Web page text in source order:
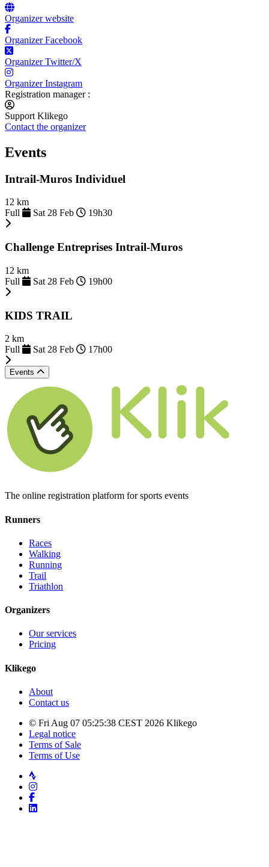
Organizer website
Organizer Facebook
Organizer Twitter/X
Organizer Instagram
Registration manager :
Support Klikego
Contact the organizer
Events
Intrail-Muros Individuel
12 km
Full
Sat 28 Feb 19h30
Challenge Entreprises Intrail-Muros
12 km
Full
Sat 28 Feb 19h00
KIDS TRAIL
2 km
Full
Sat 28 Feb 17h00
Events
The online registration platform for sports events
Runners
Races
Walking
Running
Trail
Triathlon
Organizers
Our services
Pricing
Klikego
About
Contact us
© Fri Aug 07 05:25:38 CEST 2026 Klikego
Legal notice
Terms of Sale
Terms of Use
Strava
Instagram
Facebook
LinkedIn